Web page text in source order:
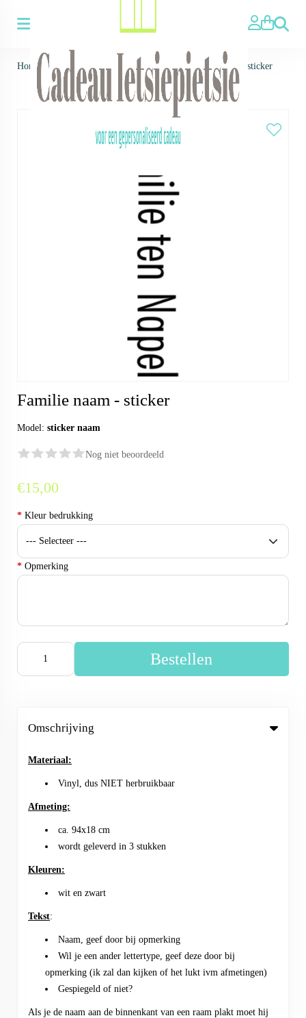
Zoeken
Home > Home ▼ > Raamstickers - folie>Familie naam - sticker
Familie naam - sticker
Model: sticker naam
Nog niet beoordeeld
€15,00
* Kleur bedrukking
* Opmerking
Bestellen
Omschrijving
Materiaal:
Vinyl, dus NIET herbruikbaar
Afmeting:
ca. 94x18 cm
wordt geleverd in 3 stukken
Kleuren:
wit en zwart
Tekst:
Naam, geef door bij opmerking
Wil je een ander lettertype, geef deze door bij
opmerking (ik zal dan kijken of het lukt ivm afmetingen)
Gespiegeld of niet?
Als je de naam aan de binnenkant van een raam plakt moet hij